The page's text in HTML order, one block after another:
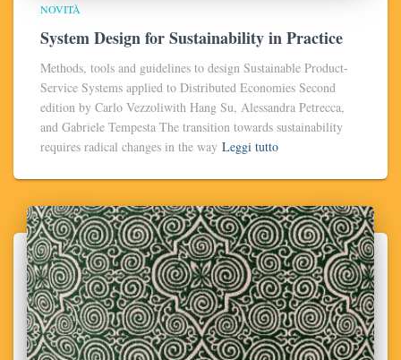
NOVITÀ
System Design for Sustainability in Practice
Methods, tools and guidelines to design Sustainable Product-
Service Systems applied to Distributed Economies Second
edition by Carlo Vezzoliwith Hang Su, Alessandra Petrecca,
and Gabriele Tempesta The transition towards sustainability
requires radical changes in the way Leggi tutto